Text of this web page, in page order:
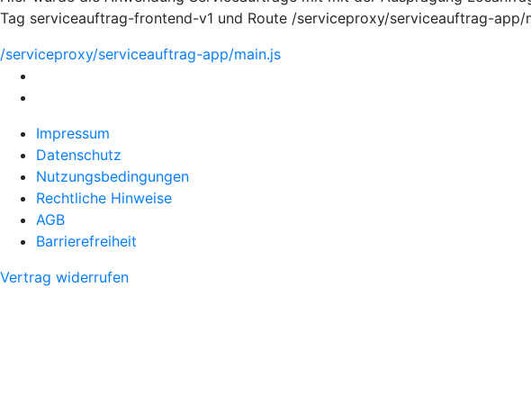
Tag serviceauftrag-frontend-v1 und Route /serviceproxy/serviceauftrag-app/
/serviceproxy/serviceauftrag-app/main.js
Impressum
Datenschutz
Nutzungsbedingungen
Rechtliche Hinweise
AGB
Barrierefreiheit
Vertrag widerrufen